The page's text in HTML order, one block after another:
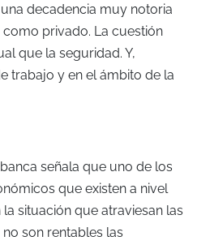
decadencia muy notoria
privado. La cuestión
que la seguridad. Y,
trabajo y en el ámbito de la
señala que uno de los
que existen a nivel
situación que atraviesan las
son rentables las